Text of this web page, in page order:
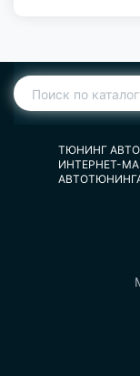
ТЮНИНГ
ИНТЕРНЕТ-